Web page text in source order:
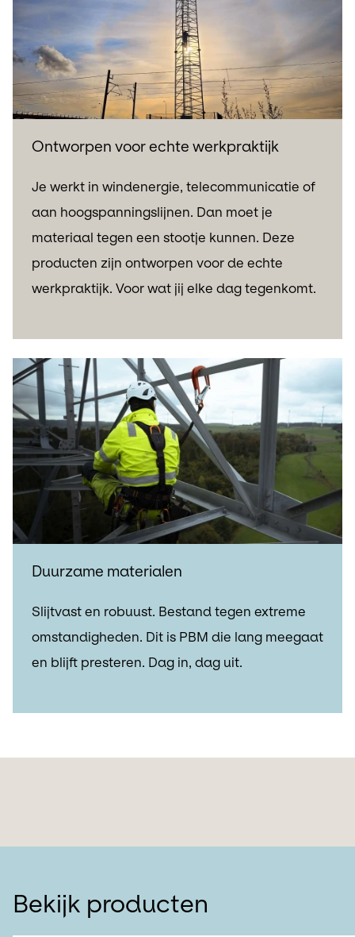
Ontworpen voor echte werkpraktijk
Je werkt in windenergie, telecommunicatie of
aan hoogspanningslijnen. Dan moet je
materiaal tegen een stootje kunnen. Deze
producten zijn ontworpen voor de echte
werkpraktijk. Voor wat jij elke dag tegenkomt.
Duurzame materialen
Slijtvast en robuust. Bestand tegen extreme
omstandigheden. Dit is PBM die lang meegaat
en blijft presteren. Dag in, dag uit.
Bekijk producten